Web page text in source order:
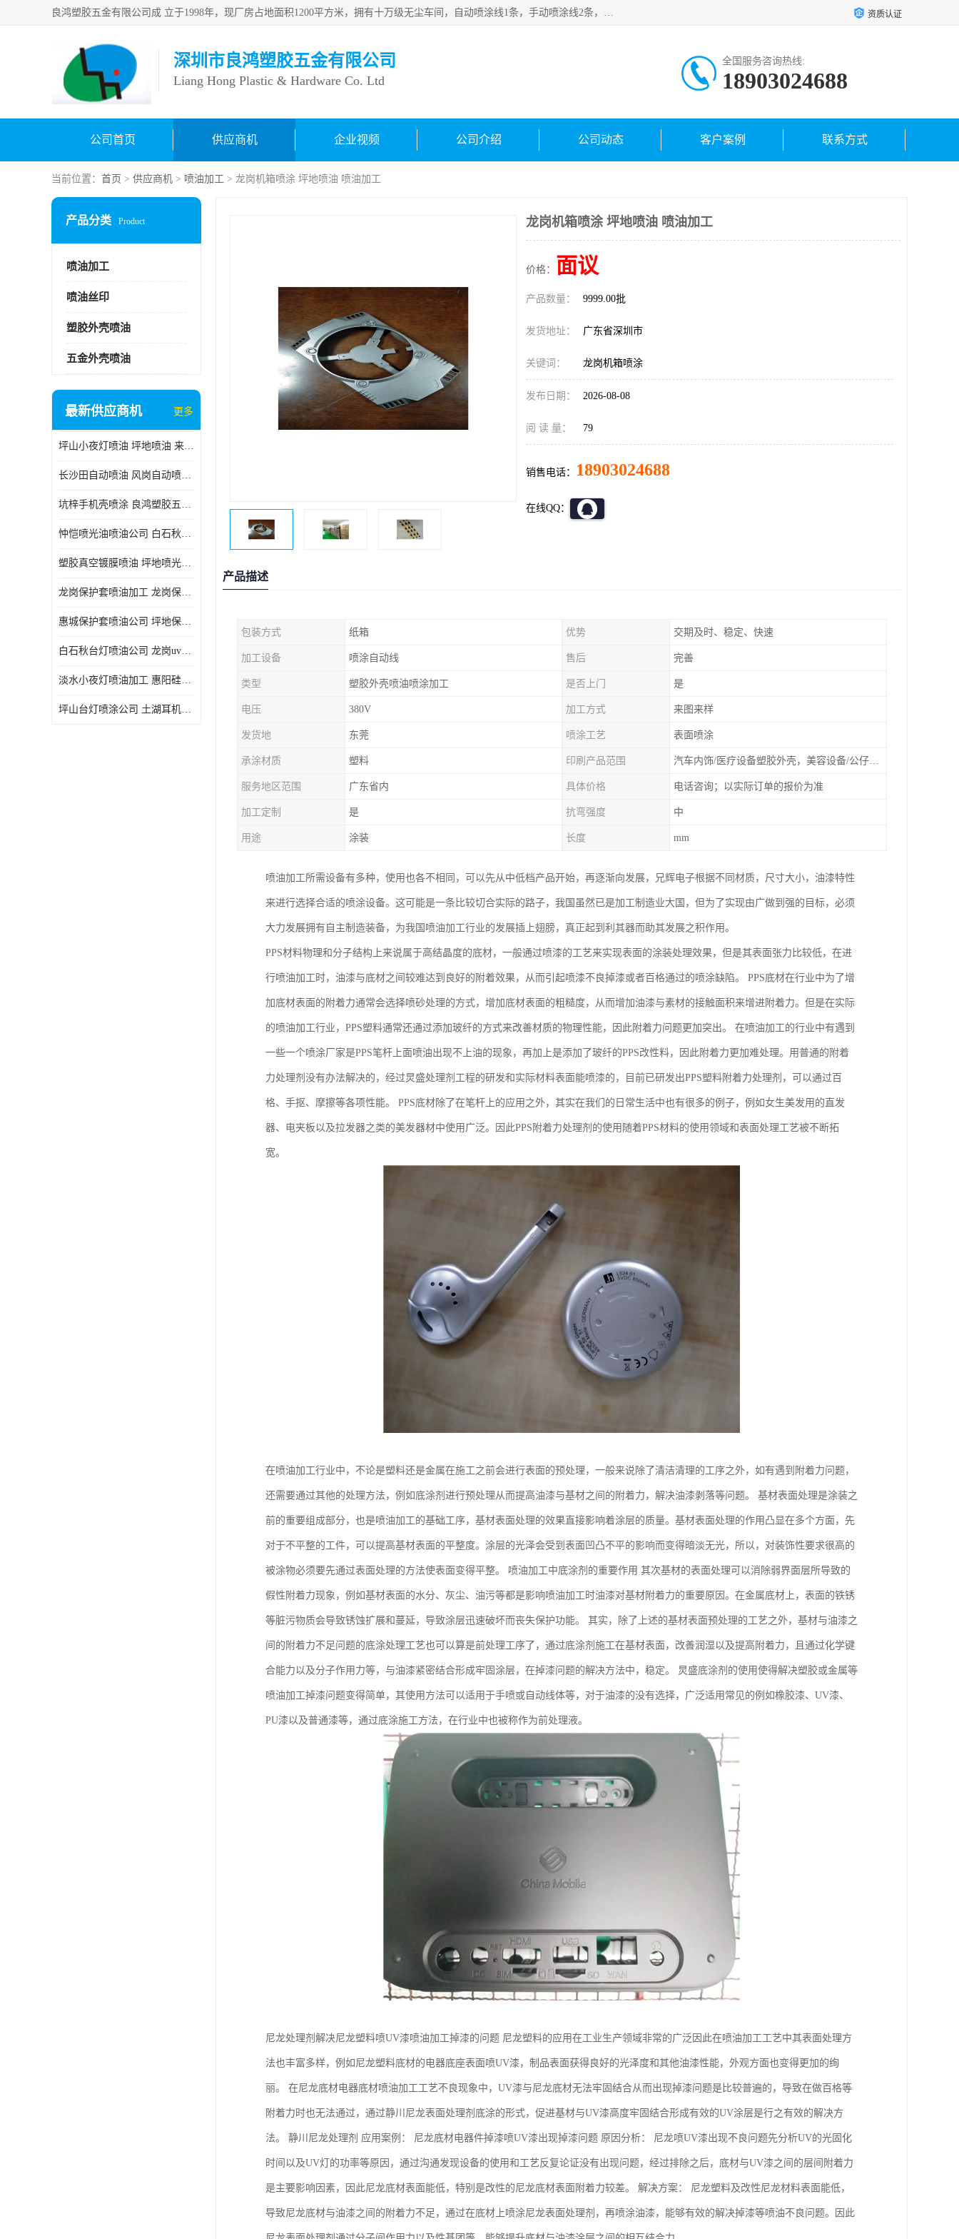
良鸿塑胶五金有限公司成 立于1998年，现厂房占地面积1200平方米，拥有十万级无尘车间，自动喷涂线1条，手动喷涂线2条，丝印移印滚印烫印拉线1条，本公司自建厂以来一直 以“顾客、品质、服务三个第一”为原则，从来货到处理、喷漆、烘烤、品检、包装等每一道工序都严格把持质量关，竭诚为广大朋友、客户服务。现如今已深得广 大客户信赖。 资质认证
深圳市良鸿塑胶五金有限公司
Liang Hong Plastic & Hardware Co. Ltd
全国服务咨询热线:
18903024688
公司首页 供应商机 企业视频 公司介绍 公司动态 客户案例 联系方式
当前位置： 首页 > 供应商机 > 喷油加工 > 龙岗机箱喷涂 坪地喷油 喷油加工
产品分类 Product
喷油加工
喷油丝印
塑胶外壳喷油
五金外壳喷油
最新供应商机 更多
坪山小夜灯喷油 坪地喷油 来样订做
长沙田自动喷油 风岗自动喷涂 良鸿塑胶五金
坑梓手机壳喷涂 良鸿塑胶五金 坪地小夜灯喷涂公司
忡恺喷光油喷油公司 白石秋蓝牙喷涂
塑胶真空镀膜喷油 坪地喷光油喷油
龙岗保护套喷油加工 龙岗保护套喷油
惠城保护套喷油公司 坪地保护套喷油 良鸿塑胶五金
白石秋台灯喷油公司 龙岗uv喷油 良鸿塑胶五金
淡水小夜灯喷油加工 惠阳硅胶喷油 良鸿塑胶五金
坪山台灯喷涂公司 土湖耳机喷涂 加工定制
龙岗机箱喷涂 坪地喷油 喷油加工
价格： 面议
产品数量： 9999.00批
发货地址： 广东省深圳市
关键词： 龙岗机箱喷涂
发布日期： 2026-08-08
阅 读 量： 79
销售电话： 18903024688
在线QQ：
产品描述
包装方式 纸箱 优势 交期及时、稳定、快速
加工设备 喷涂自动线 售后 完善
类型 塑胶外壳喷油喷涂加工 是否上门 是
电压 380V 加工方式 来图来样
发货地 东莞 喷涂工艺 表面喷涂
承涂材质 塑料 印刷产品范围 汽车内饰/医疗设备塑胶外壳，美容设备/公仔动漫
服务地区范围 广东省内 具体价格 电话咨询；以实际订单的报价为准
加工定制 是 抗弯强度 中
用途 涂装 长度 mm
喷油加工所需设备有多种，使用也各不相同，可以先从中低档产品开始，再逐渐向发展，兄辉电子根据不同材质，尺寸大小，油漆特性
来进行选择合适的喷涂设备。这可能是一条比较切合实际的路子，我国虽然已是加工制造业大国，但为了实现由广做到强的目标，必须
大力发展拥有自主制造装备，为我国喷油加工行业的发展插上翅膀，真正起到利其器而助其发展之积作用。
PPS材料物理和分子结构上来说属于高结晶度的底材，一般通过喷漆的工艺来实现表面的涂装处理效果，但是其表面张力比较低，在进
行喷油加工时，油漆与底材之间较难达到良好的附着效果，从而引起喷漆不良掉漆或者百格通过的喷涂缺陷。 PPS底材在行业中为了增
加底材表面的附着力通常会选择喷砂处理的方式，增加底材表面的粗糙度，从而增加油漆与素材的接触面积来增进附着力。但是在实际
的喷油加工行业，PPS塑料通常还通过添加玻纤的方式来改善材质的物理性能，因此附着力问题更加突出。 在喷油加工的行业中有遇到
一些一个喷涂厂家是PPS笔杆上面喷油出现不上油的现象，再加上是添加了玻纤的PPS改性料，因此附着力更加难处理。用普通的附着
力处理剂没有办法解决的，经过炅盛处理剂工程的研发和实际材料表面能喷漆的，目前已研发出PPS塑料附着力处理剂，可以通过百
格、手抠、摩擦等各项性能。 PPS底材除了在笔杆上的应用之外，其实在我们的日常生活中也有很多的例子，例如女生美发用的直发
器、电夹板以及拉发器之类的美发器材中使用广泛。因此PPS附着力处理剂的使用随着PPS材料的使用领域和表面处理工艺被不断拓
宽。
在喷油加工行业中，不论是塑料还是金属在施工之前会进行表面的预处理，一般来说除了清洁清理的工序之外，如有遇到附着力问题，
还需要通过其他的处理方法，例如底涂剂进行预处理从而提高油漆与基材之间的附着力，解决油漆剥落等问题。 基材表面处理是涂装之
前的重要组成部分，也是喷油加工的基础工序，基材表面处理的效果直接影响着涂层的质量。基材表面处理的作用凸显在多个方面，先
对于不平整的工件，可以提高基材表面的平整度。涂层的光泽会受到表面凹凸不平的影响而变得暗淡无光，所以，对装饰性要求很高的
被涂物必须要先通过表面处理的方法使表面变得平整。 喷油加工中底涂剂的重要作用 其次基材的表面处理可以消除弱界面层所导致的
假性附着力现象，例如基材表面的水分、灰尘、油污等都是影响喷油加工时油漆对基材附着力的重要原因。在金属底材上，表面的铁锈
等脏污物质会导致锈蚀扩展和蔓延，导致涂层迅速破坏而丧失保护功能。 其实，除了上述的基材表面预处理的工艺之外，基材与油漆之
间的附着力不足问题的底涂处理工艺也可以算是前处理工序了，通过底涂剂施工在基材表面，改善润湿以及提高附着力，且通过化学键
合能力以及分子作用力等，与油漆紧密结合形成牢固涂层，在掉漆问题的解决方法中，稳定。 炅盛底涂剂的使用使得解决塑胶或金属等
喷油加工掉漆问题变得简单，其使用方法可以适用于手喷或自动线体等，对于油漆的没有选择，广泛适用常见的例如橡胶漆、UV漆、
PU漆以及普通漆等，通过底涂施工方法，在行业中也被称作为前处理液。
尼龙处理剂解决尼龙塑料喷UV漆喷油加工掉漆的问题 尼龙塑料的应用在工业生产领域非常的广泛因此在喷油加工工艺中其表面处理方
法也丰富多样，例如尼龙塑料底材的电器底座表面喷UV漆，制品表面获得良好的光泽度和其他油漆性能，外观方面也变得更加的绚
丽。 在尼龙底材电器底材喷油加工工艺不良现象中，UV漆与尼龙底材无法牢固结合从而出现掉漆问题是比较普遍的，导致在做百格等
附着力时也无法通过，通过静川尼龙表面处理剂底涂的形式，促进基材与UV漆高度牢固结合形成有效的UV涂层是行之有效的解决方
法。 静川尼龙处理剂 应用案例： 尼龙底材电器件掉漆喷UV漆出现掉漆问题 原因分析： 尼龙喷UV漆出现不良问题先分析UV的光固化
时间以及UV灯的功率等原因，通过沟通发现设备的使用和工艺反复论证没有出现问题，经过排除之后，底材与UV漆之间的层间附着力
是主要影响因素，因此尼龙底材表面能低，特别是改性的尼龙底材表面附着力较差。 解决方案： 尼龙塑料及改性尼龙材料表面能低，
导致尼龙底材与油漆之间的附着力不足，通过在底材上喷涂尼龙表面处理剂，再喷涂油漆，能够有效的解决掉漆等喷油不良问题。因此